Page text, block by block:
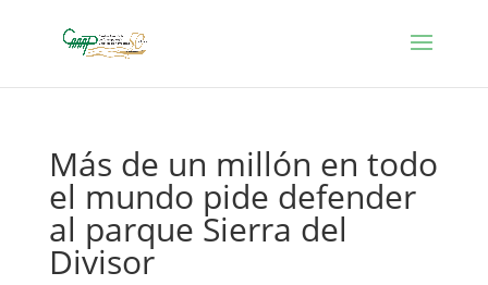
Más de un millón en todo
el mundo pide defender
al parque Sierra del
Divisor